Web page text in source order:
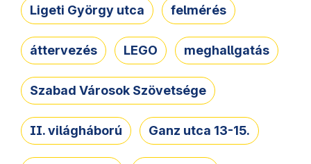
Ligeti György utca felmérés
áttervezés LEGO meghallgatás
Szabad Városok Szövetsége
II. világháború Ganz utca 13-15.